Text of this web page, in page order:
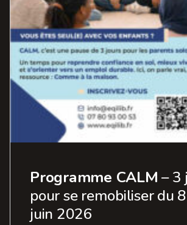
Programme CALM – 3
pour se remobiliser du
juin 2026